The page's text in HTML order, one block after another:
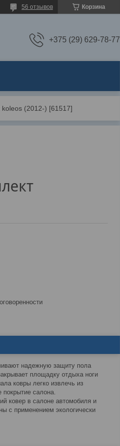
Корзина
56 отзывов
+375 (29) 629-78-77
koleos (2012-) [61517]
надежную защиту пола
площадку отдыха ноги
ковры легко извлечь из
покрытие салона.
ковер в салоне автомобиля и
с применением экологически